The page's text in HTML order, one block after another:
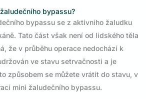
bypassu?
bypassu se z aktivního žaludku
Tato část však není od lidského těla
že v průběhu operace nedochází k
ve stavu setrvačnosti a je
způsobem se můžete vrátit do stavu, v
mini žaludečního bypassu.